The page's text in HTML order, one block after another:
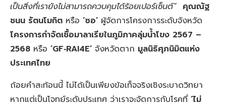
เป็นสิ่งที่เรายังไม่สามารถควบคุมได้ร้อยเปอร์เซ็นต์” คุณณัฐ
ชนน รัตนโมกิต หรือ ‘ซอ’ ผู้จัดการโครงการระดับจังหวัด
โครงการกำจัดเชื้อมาลาเรียในภูมิภาคลุ่มน้ำโขง 2567 –
2568 หรือ ‘GF‑RAI4E’ จังหวัดตาก มูลนิธิศุภนิมิตแห่ง
ประเทศไทย
ถ้อยคำสะท้อนนี้ ไม่ได้เป็นเพียงข้อเท็จจริงเชิงระบาดวิทยา
หากแต่เป็นโจทย์ระดับประเทศ ว่าเราจะจัดการกับโรคที่ ‘ไม่